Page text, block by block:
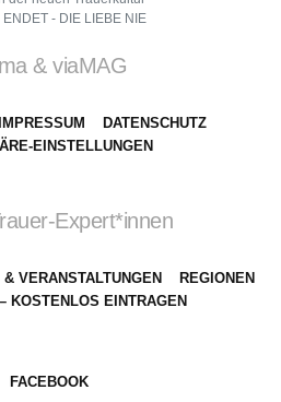
ENDET - DIE LIEBE NIE
& viaMAG
IMPRESSUM
DATENSCHUTZ
EINSTELLUNGEN
Expert*innen
& VERANSTALTUNGEN
REGIONEN
KOSTENLOS EINTRAGEN
FACEBOOK